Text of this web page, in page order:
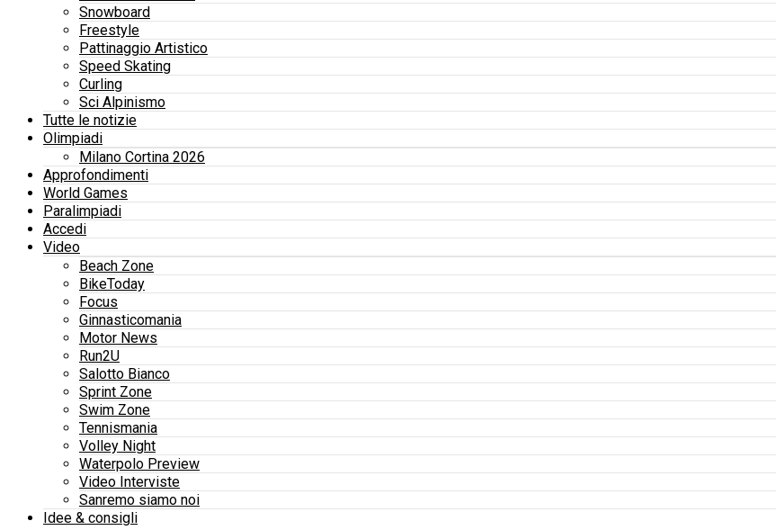
Snowboard
Freestyle
Pattinaggio Artistico
Speed Skating
Curling
Sci Alpinismo
Tutte le notizie
Olimpiadi
Milano Cortina 2026
Approfondimenti
World Games
Paralimpiadi
Accedi
Video
Beach Zone
BikeToday
Focus
Ginnasticomania
Motor News
Run2U
Salotto Bianco
Sprint Zone
Swim Zone
Tennismania
Volley Night
Waterpolo Preview
Video Interviste
Sanremo siamo noi
Idee & consigli